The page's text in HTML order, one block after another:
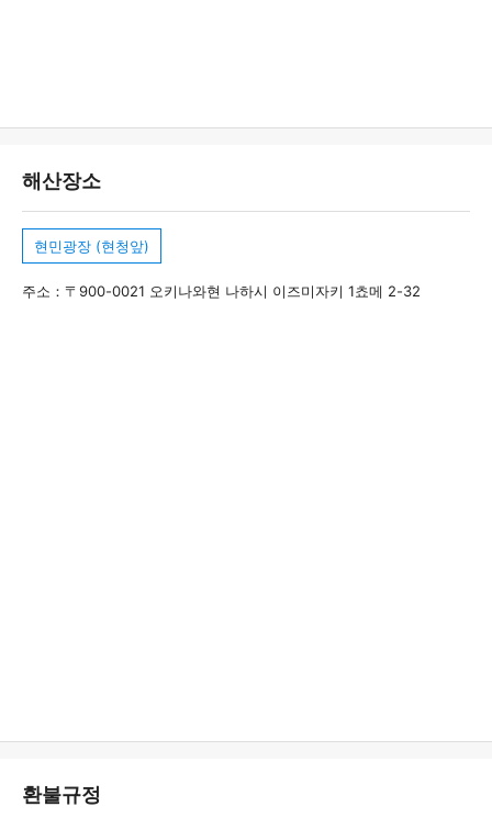
해산장소
현민광장 (현청앞)
주소：〒900-0021 오키나와현 나하시 이즈미자키 1쵸메 2-32
환불규정